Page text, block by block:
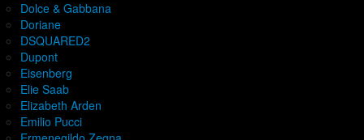
Dolce & Gabbana
Doriane
DSQUARED2
Dupont
Eisenberg
Elie Saab
Elizabeth Arden
Emilio Pucci